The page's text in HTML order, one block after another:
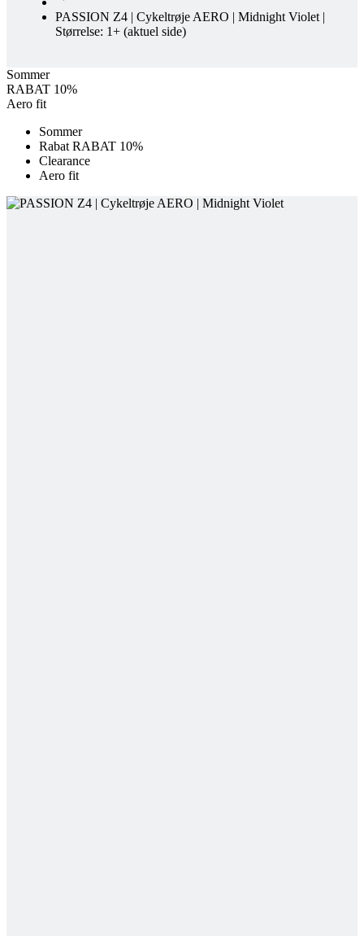
PASSION Z4 | Cykeltrøje AERO | Midnight Violet |
Størrelse: 1+ (aktuel side)
Sommer
RABAT 10%
Aero fit
Sommer
Rabat RABAT 10%
Clearance
Aero fit